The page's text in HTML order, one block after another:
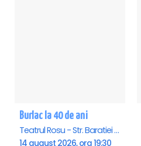
Burlac la 40 de ani
Teatrul Rosu - Str. Baratiei 31, Bucuresti
14 august 2026, ora 19:30